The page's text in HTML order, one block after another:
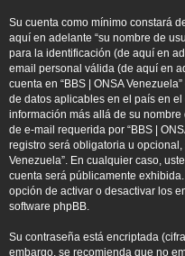
Su cuenta como mínimo constará
aquí en adelante “su nombre de
para la identificación (de aquí en
email personal válida (de aquí en
cuenta en “BBS | ONSA
de datos aplicables en el país en
información más allá de su
de e-mail requerida por “BBS |
registro será obligatoria u opcional,
Venezuela”. En cualquier caso,
cuenta será públicamente
opción de activar o desactivar los
software phpBB.
Su contraseña está encriptada
embargo, se recomienda que no